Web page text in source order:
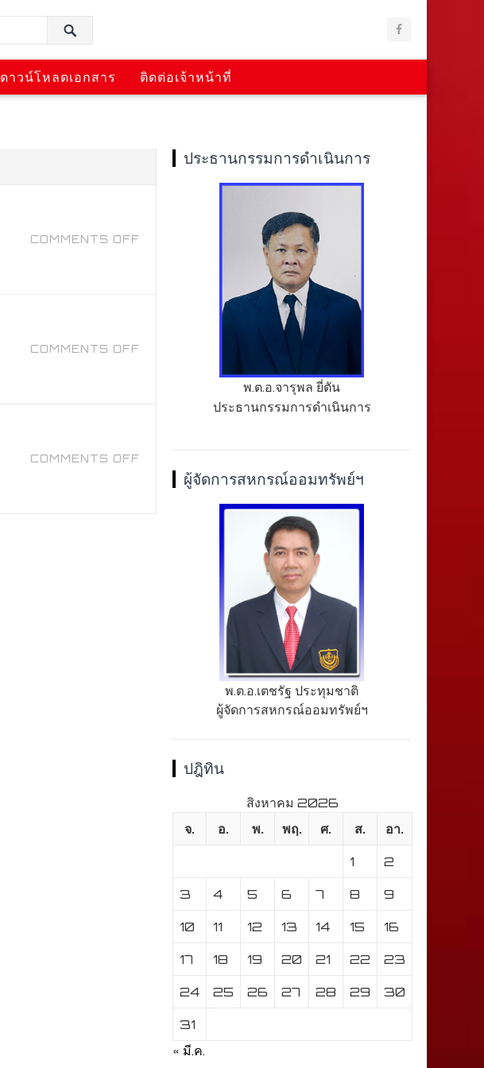
ดาวน์โหลดเอกสาร ติดต่อเจ้าหน้าที่
COMMENTS OFF
COMMENTS OFF
COMMENTS OFF
ประธานกรรมการดำเนินการ
พ.ต.อ.จารุพล ยี่ตัน
ประธานกรรมการดำเนินการ
ผู้จัดการสหกรณ์ออมทรัพย์ฯ
พ.ต.อ.เตชรัฐ ประทุมชาติ
ผู้จัดการสหกรณ์ออมทรัพย์ฯ
ปฎิทิน
สิงหาคม 2026
จ.
อ. พ. พฤ. ศ. ส. อา.
1 2
3 4 5 6 7 8 9
10 11 12 13 14 15 16
17 18 19 20 21 22 23
24 25 26 27 28 29 30
31
« มี.ค.